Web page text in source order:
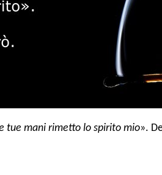
tue mani rimetto lo spirito mio».